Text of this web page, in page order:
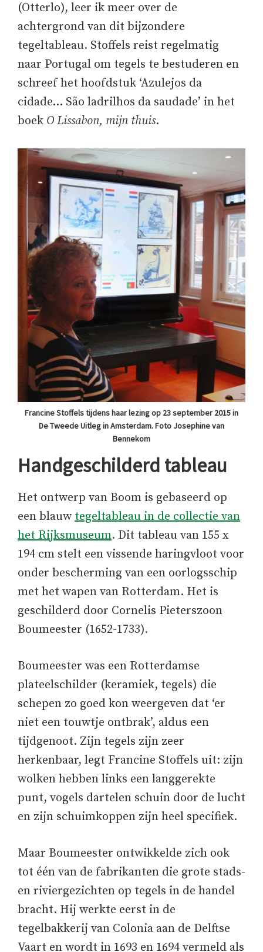
(Otterlo), leer ik meer over de
achtergrond van dit bijzondere
tegeltableau. Stoffels reist regelmatig
naar Portugal om tegels te bestuderen en
schreef het hoofdstuk ‘Azulejos da
cidade… São ladrilhos da saudade’ in het
boek O Lissabon, mijn thuis.
Francine Stoffels tijdens haar lezing op 23 september 2015 in
De Tweede Uitleg in Amsterdam. Foto Josephine van
Bennekom
Handgeschilderd tableau
Het ontwerp van Boom is gebaseerd op
een blauw tegeltableau in de collectie van
het Rijksmuseum. Dit tableau van 155 x
194 cm stelt een vissende haringvloot voor
onder bescherming van een oorlogsschip
met het wapen van Rotterdam. Het is
geschilderd door Cornelis Pieterszoon
Boumeester (1652-1733).
Boumeester was een Rotterdamse
plateelschilder (keramiek, tegels) die
schepen zo goed kon weergeven dat ‘er
niet een touwtje ontbrak’, aldus een
tijdgenoot. Zijn tegels zijn zeer
herkenbaar, legt Francine Stoffels uit: zijn
wolken hebben links een langgerekte
punt, vogels dartelen schuin door de lucht
en zijn schuimkoppen zijn heel specifiek.
Maar Boumeester ontwikkelde zich ook
tot één van de fabrikanten die grote stads-
en riviergezichten op tegels in de handel
bracht. Hij werkte eerst in de
tegelbakkerij van Colonia aan de Delftse
Vaart en wordt in 1693 en 1694 vermeld als